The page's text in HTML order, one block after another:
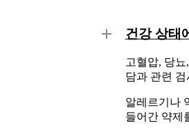
건강 상태
고혈압, 당
담과 관련
알레르기나
들어간 약제